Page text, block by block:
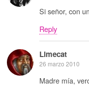
Si señor, con
Reply
Limecat
26 marzo 2010
Madre mía,